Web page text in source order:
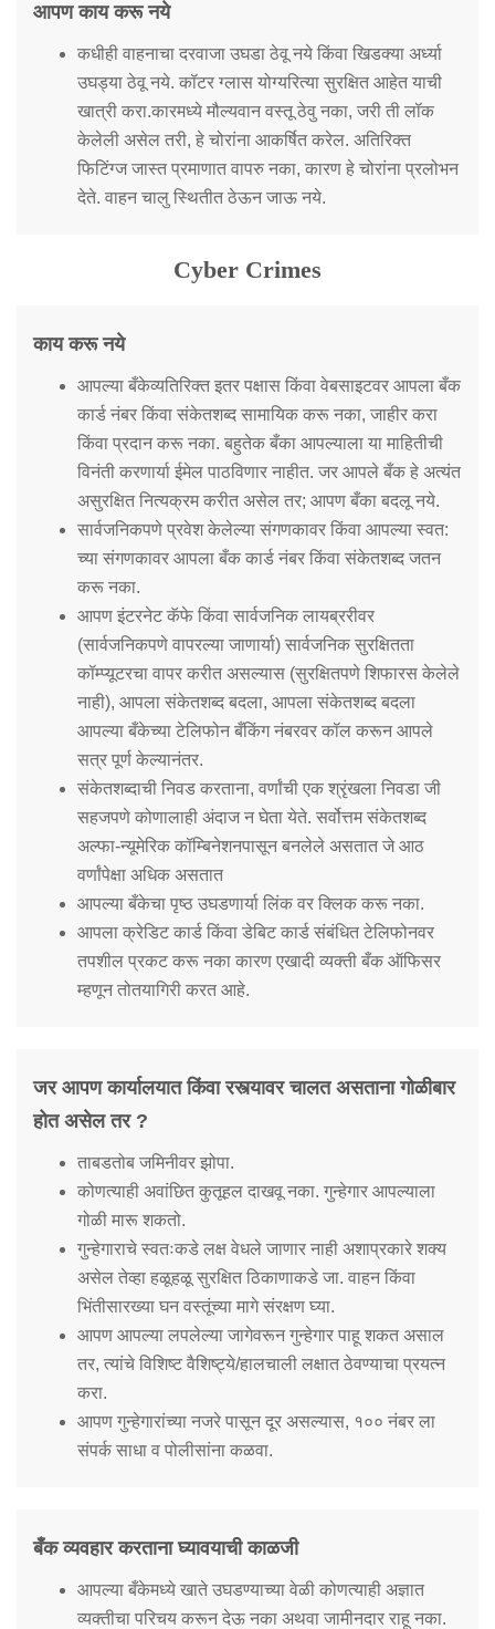
आपण काय करू नये
कधीही वाहनाचा दरवाजा उघडा ठेवू नये किंवा खिडक्या अर्ध्या
उघड्या ठेवू नये. कॉटर ग्लास योग्यरित्या सुरक्षित आहेत याची
खात्री करा.कारमध्ये मौल्यवान वस्तू ठेवु नका, जरी ती लॉक
केलेली असेल तरी, हे चोरांना आकर्षित करेल. अतिरिक्त
फिटिंग्ज जास्त प्रमाणात वापरु नका, कारण हे चोरांना प्रलोभन
देते. वाहन चालु स्थितीत ठेऊन जाऊ नये.
Cyber Crimes
काय करू नये
आपल्या बँकेव्यतिरिक्त इतर पक्षास किंवा वेबसाइटवर आपला बँक
कार्ड नंबर किंवा संकेतशब्द सामायिक करू नका, जाहीर करा
किंवा प्रदान करू नका. बहुतेक बँका आपल्याला या माहितीची
विनंती करणार्या ईमेल पाठविणार नाहीत. जर आपले बँक हे अत्यंत
असुरक्षित नित्यक्रम करीत असेल तर; आपण बँका बदलू नये.
सार्वजनिकपणे प्रवेश केलेल्या संगणकावर किंवा आपल्या स्वत:
च्या संगणकावर आपला बँक कार्ड नंबर किंवा संकेतशब्द जतन
करू नका.
आपण इंटरनेट कॅफे किंवा सार्वजनिक लायब्ररीवर
(सार्वजनिकपणे वापरल्या जाणार्या) सार्वजनिक सुरक्षितता
कॉम्प्यूटरचा वापर करीत असल्यास (सुरक्षितपणे शिफारस केलेले
नाही), आपला संकेतशब्द बदला, आपला संकेतशब्द बदला
आपल्या बँकेच्या टेलिफोन बँकिंग नंबरवर कॉल करून आपले
सत्र पूर्ण केल्यानंतर.
संकेतशब्दाची निवड करताना, वर्णांची एक श्रृंखला निवडा जी
सहजपणे कोणालाही अंदाज न घेता येते. सर्वोत्तम संकेतशब्द
अल्फा-न्यूमेरिक कॉम्बिनेशनपासून बनलेले असतात जे आठ
वर्णांपेक्षा अधिक असतात
आपल्या बँकेचा पृष्ठ उघडणार्या लिंक वर क्लिक करू नका.
आपला क्रेडिट कार्ड किंवा डेबिट कार्ड संबंधित टेलिफोनवर
तपशील प्रकट करू नका कारण एखादी व्यक्ती बँक ऑफिसर
म्हणून तोतयागिरी करत आहे.
जर आपण कार्यालयात किंवा रस्त्यावर चालत असताना गोळीबार
होत असेल तर ?
ताबडतोब जमिनीवर झोपा.
कोणत्याही अवांछित कुतूहल दाखवू नका. गुन्हेगार आपल्याला
गोळी मारू शकतो.
गुन्हेगाराचे स्वतःकडे लक्ष वेधले जाणार नाही अशाप्रकारे शक्य
असेल तेव्हा हळूहळू सुरक्षित ठिकाणाकडे जा. वाहन किंवा
भिंतीसारख्या घन वस्तूंच्या मागे संरक्षण घ्या.
आपण आपल्या लपलेल्या जागेवरून गुन्हेगार पाहू शकत असाल
तर, त्यांचे विशिष्ट वैशिष्ट्ये/हालचाली लक्षात ठेवण्याचा प्रयत्न
करा.
आपण गुन्हेगारांच्या नजरे पासून दूर असल्यास, १०० नंबर ला
संपर्क साधा व पोलीसांना कळवा.
बँक व्यवहार करताना घ्यावयाची काळजी
आपल्या बँकेमध्ये खाते उघडण्याच्या वेळी कोणत्याही अज्ञात
व्यक्तीचा परिचय करून देऊ नका अथवा जामीनदार राहू नका.